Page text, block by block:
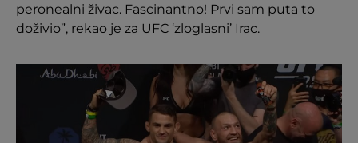
peronealni živac. Fascinantno! Prvi sam puta to
doživio”, rekao je za UFC ‘zloglasni’ Irac.